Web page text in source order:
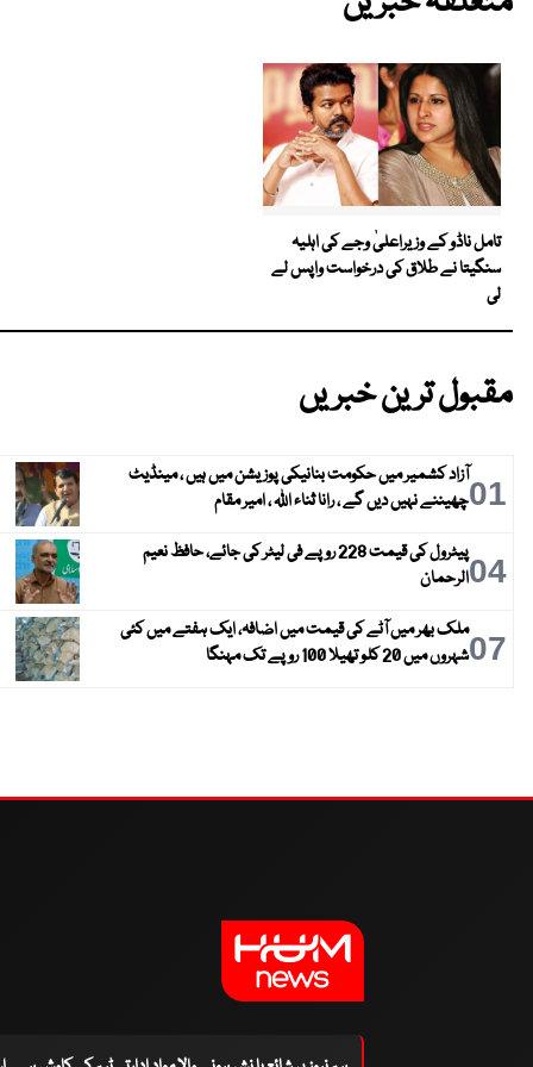
تامل ناڈو کے وزیراعلیٰ وجے کی اہلیہ
سنگیتا نے طلاق کی درخواست واپس لے
لی
مقبول ترین خبریں
01آزاد کشمیر میں حکومت بنانیکی پوزیشن میں ہیں ، مینڈیٹ
چھیننے نہیں دیں گے ، رانا ثناء اللہ ، امیر مقام
04
پیٹرول کی قیمت 228 روپے فی لیٹر کی جائے، حافظ نعیم
الرحمان
07ملک بھر میں آٹے کی قیمت میں اضافہ، ایک ہفتے میں کئی
شہروں میں 20 کلو تھیلا 100 روپے تک مہنگا